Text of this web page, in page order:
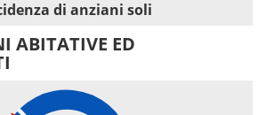
di anziani soli
ABITATIVE ED